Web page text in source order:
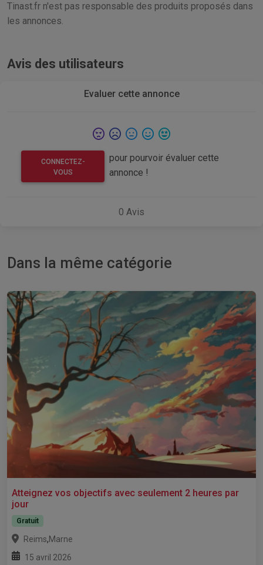
Tinast.fr n'est pas responsable des produits proposés dans
les annonces.
Avis des utilisateurs
Evaluer cette annonce
CONNECTEZ-
VOUS
pour pourvoir évaluer cette
annonce !
0 Avis
Dans la même catégorie
Atteignez vos objectifs avec seulement 2 heures par
jour
Gratuit
Reims,Marne
15 avril 2026